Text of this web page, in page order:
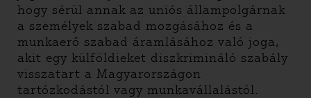
hogy sérül annak az uniós állampolgárnak
a személyek szabad mozgásához és a
munkaerő szabad áramlásához való joga,
akit egy külföldieket diszkrimináló szabály
visszatart a Magyarországon
tartózkodástól vagy munkavállalástól.